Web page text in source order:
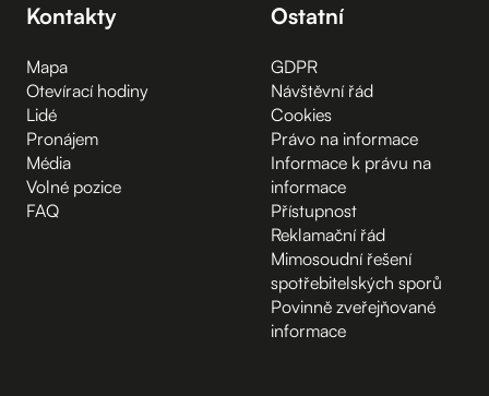
Kontakty
Mapa
Otevírací hodiny
Lidé
Pronájem
Média
Volné pozice
FAQ
Ostatní
GDPR
Návštěvní řád
Cookies
Právo na informace
Informace k právu na
informace
Přístupnost
Reklamační řád
Mimosoudní řešení
spotřebitelských sporů
Povinně zveřejňované
informace